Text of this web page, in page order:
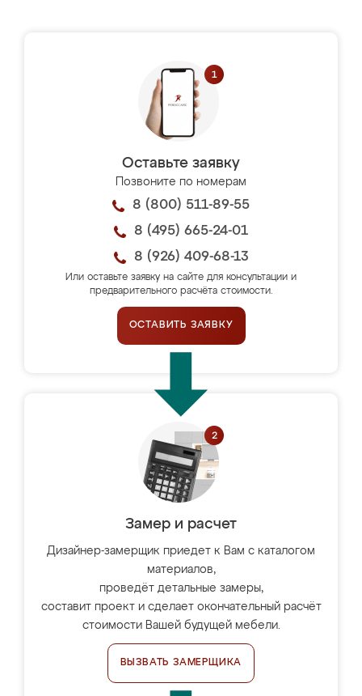
Оставьте заявку
Позвоните по номерам
8 (800) 511-89-55
8 (495) 665-24-01
8 (926) 409-68-13
Или оставьте заявку на сайте для консультации и
предварительного расчёта стоимости.
ОСТАВИТЬ ЗАЯВКУ
Замер и расчет
Дизайнер-замерщик приедет к Вам с каталогом
материалов,
проведёт детальные замеры,
составит проект и сделает окончательный расчёт
стоимости Вашей будущей мебели.
ВЫЗВАТЬ ЗАМЕРЩИКА